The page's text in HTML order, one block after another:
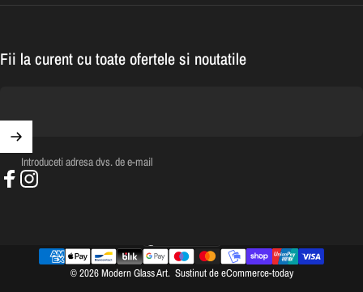
Fii la curent cu toate ofertele si noutatile
Introduceti adresa dvs. de e-mail
© 2026 Modern Glass Art. Sustinut de eCommerce-today
Tara/regiune